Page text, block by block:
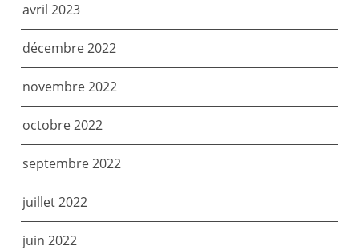
avril 2023
décembre 2022
novembre 2022
octobre 2022
septembre 2022
juillet 2022
juin 2022